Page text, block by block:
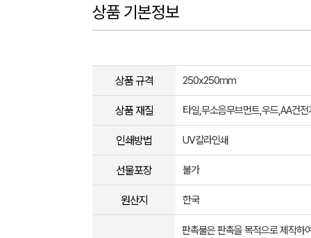
상품 기본정보
상품 규격 250x250mm
상품 재질 타일,무소음무브먼트,우드,AA건전
인쇄방법 UV칼라인쇄
선물포장 불가
원산지 한국
판촉물은 판촉을 목적으로 제작하